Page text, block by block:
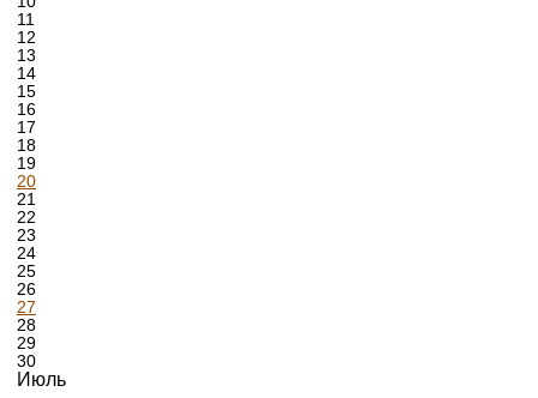
11
12
13
14
15
16
17
18
19
20
21
22
23
24
25
26
27
28
29
30
Июль